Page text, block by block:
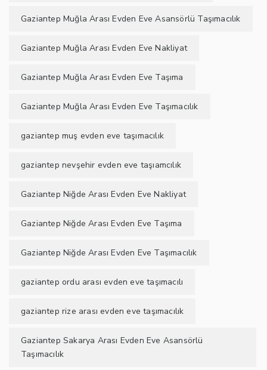
Gaziantep Muğla Arası Evden Eve Asansörlü Taşımacılık
Gaziantep Muğla Arası Evden Eve Nakliyat
Gaziantep Muğla Arası Evden Eve Taşıma
Gaziantep Muğla Arası Evden Eve Taşımacılık
gaziantep muş evden eve taşımacılık
gaziantep nevşehir evden eve taşıamcılık
Gaziantep Niğde Arası Evden Eve Nakliyat
Gaziantep Niğde Arası Evden Eve Taşıma
Gaziantep Niğde Arası Evden Eve Taşımacılık
gaziantep ordu arası evden eve taşımacılı
gaziantep rize arası evden eve taşımacılık
Gaziantep Sakarya Arası Evden Eve Asansörlü
Taşımacılık